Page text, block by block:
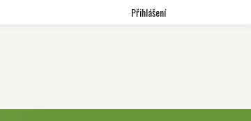
Přihlášení